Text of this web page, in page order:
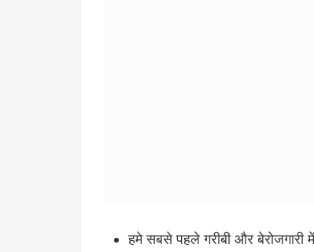
हमे सबसे पहले गरीबी और